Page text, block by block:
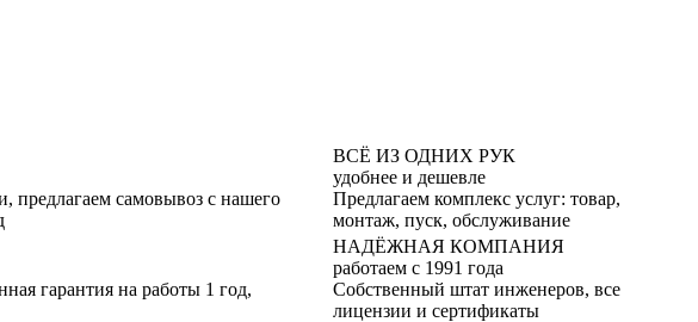
предлагаем самовывоз с нашего
ВСЁ ИЗ ОДНИХ РУК
удобнее и дешевле
Предлагаем комплекс услуг: товар,
монтаж, пуск, обслуживание
гарантия на работы 1 год,
НАДЁЖНАЯ КОМПАНИЯ
работаем с 1991 года
Собственный штат инженеров, все
лицензии и сертификаты